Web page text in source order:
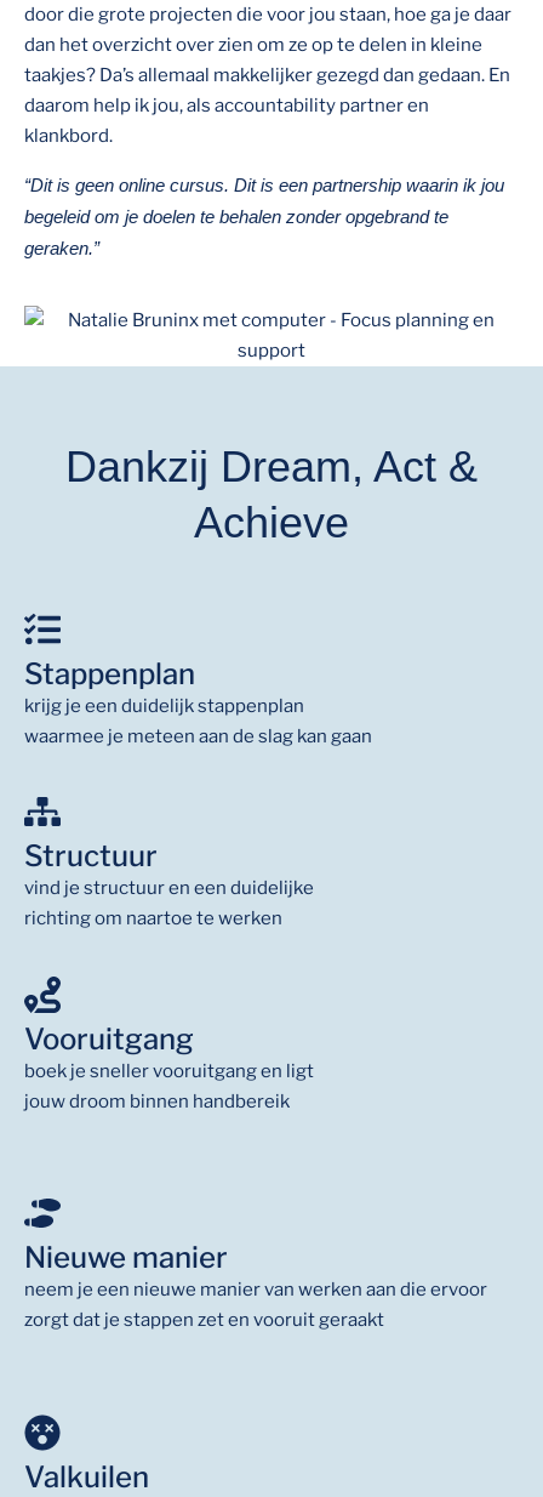
door die grote projecten die voor jou staan, hoe ga je daar
dan het overzicht over zien om ze op te delen in kleine
taakjes? Da’s allemaal makkelijker gezegd dan gedaan. En
daarom help ik jou, als accountability partner en
klankbord.
“Dit is geen online cursus. Dit is een partnership waarin ik jou
begeleid om je doelen te behalen zonder opgebrand te
geraken.”
Dankzij Dream, Act &
Achieve
Stappenplan
krijg je een duidelijk stappenplan
waarmee je meteen aan de slag kan gaan
Structuur
vind je structuur en een duidelijke
richting om naartoe te werken
Vooruitgang
boek je sneller vooruitgang en ligt
jouw droom binnen handbereik
Nieuwe manier
neem je een nieuwe manier van werken aan die ervoor
zorgt dat je stappen zet en vooruit geraakt
Valkuilen